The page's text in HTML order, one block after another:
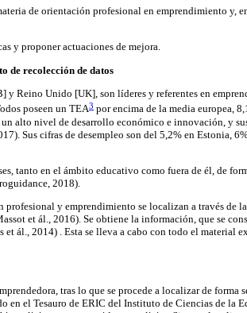
de orientación profesional en emprendimiento y,
y proponer actuaciones de mejora.
de recolección de datos
y Reino Unido [UK], son líderes y referentes en
poseen un TEA3 por encima de la media europea,
alto nivel de desarrollo económico e innovación, y sus
Sus cifras de desempleo son del 5,2% en Estonia,
tanto en el ámbito educativo como fuera de él, de
2018).
profesional y emprendimiento se localizan a través de
et ál., 2016). Se obtiene la información, que se
et ál., 2014) . Esta se lleva a cabo con todo el material
tras lo que se procede a localizar de forma
el Tesauro de ERIC del Instituto de Ciencias de la